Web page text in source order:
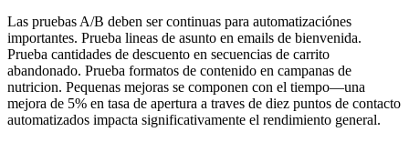
Las pruebas A/B deben ser continuas para automatizaciónes
importantes. Prueba lineas de asunto en emails de bienvenida.
Prueba cantidades de descuento en secuencias de carrito
abandonado. Prueba formatos de contenido en campanas de
nutricion. Pequenas mejoras se componen con el tiempo—una
mejora de 5% en tasa de apertura a traves de diez puntos de contacto
automatizados impacta significativamente el rendimiento general.